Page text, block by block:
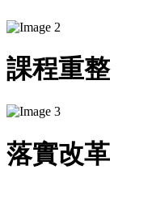
課程重整
落實改革